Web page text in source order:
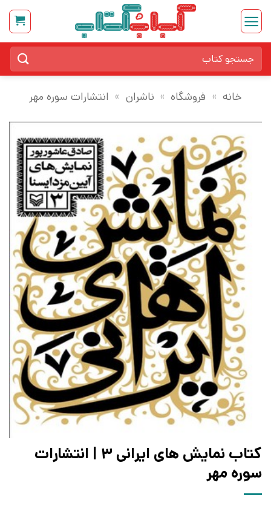
Skip
content
برای:
خانه » فروشگاه » ناشران » انتشارات سوره مهر
کتاب نمایش های ایرانی ۳ | انتشارات
سوره مهر